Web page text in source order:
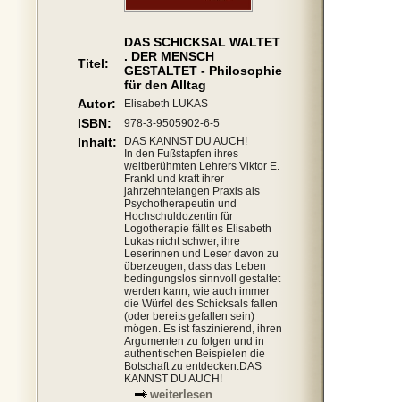
Titel:
DAS SCHICKSAL WALTET
. DER MENSCH
GESTALTET - Philosophie
für den Alltag
Autor:
Elisabeth LUKAS
ISBN: 978-3-9505902-6-5
Inhalt:
DAS KANNST DU AUCH!
In den Fußstapfen ihres
weltberühmten Lehrers Viktor E.
Frankl und kraft ihrer
jahrzehntelangen Praxis als
Psychotherapeutin und
Hochschuldozentin für
Logotherapie fällt es Elisabeth
Lukas nicht schwer, ihre
Leserinnen und Leser davon zu
überzeugen, dass das Leben
bedingungslos sinnvoll gestaltet
werden kann, wie auch immer
die Würfel des Schicksals fallen
(oder bereits gefallen sein)
mögen. Es ist faszinierend, ihren
Argumenten zu folgen und in
authentischen Beispielen die
Botschaft zu entdecken:DAS
KANNST DU AUCH!
weiterlesen